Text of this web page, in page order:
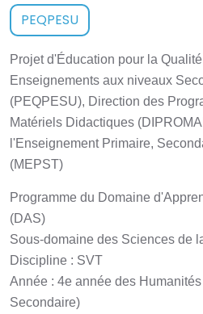
PEQPESU
Projet d'Éducation pour la
Enseignements aux niveaux
(PEQPESU), Direction des
Matériels Didactiques
l'Enseignement Primaire,
(MEPST)
Programme du Domaine
(DAS)
Sous-domaine des Sciences de
Discipline : SVT
Année : 4e année des
Secondaire)